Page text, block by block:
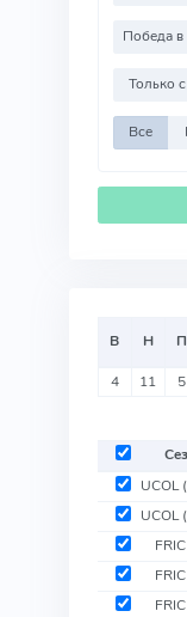
Победа в
Только
Все
В Н П
4 11 5
UCOL
UCOL
FRIC
FRIC
FRIC